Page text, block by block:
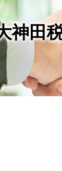
神田